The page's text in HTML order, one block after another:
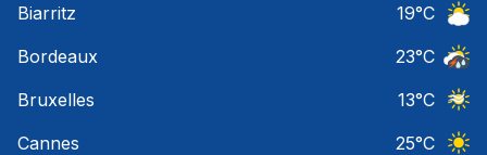
Biarritz
19°C
Bordeaux
23°C
Bruxelles
13°C
Cannes
25°C